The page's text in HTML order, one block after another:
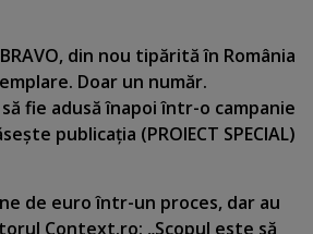
din nou tipărită în România
Doar un număr.
fie adusă înapoi într-o campanie
publicaţia (PROIECT SPECIAL)
de euro într-un proces, dar au
Context.ro: „Scopul este să